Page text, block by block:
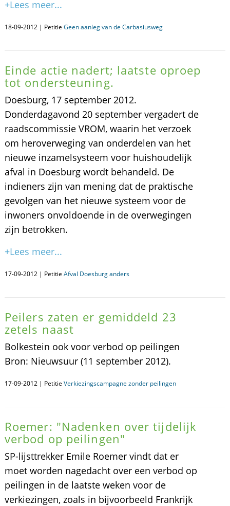
+Lees meer...
18-09-2012 | Petitie Geen aanleg van de Carbasiusweg
Einde actie nadert; laatste oproep
tot ondersteuning.
Doesburg, 17 september 2012.
Donderdagavond 20 september vergadert de
raadscommissie VROM, waarin het verzoek
om heroverweging van onderdelen van het
nieuwe inzamelsysteem voor huishoudelijk
afval in Doesburg wordt behandeld. De
indieners zijn van mening dat de praktische
gevolgen van het nieuwe systeem voor de
inwoners onvoldoende in de overwegingen
zijn betrokken.
+Lees meer...
17-09-2012 | Petitie Afval Doesburg anders
Peilers zaten er gemiddeld 23
zetels naast
Bolkestein ook voor verbod op peilingen
Bron: Nieuwsuur (11 september 2012).
17-09-2012 | Petitie Verkiezingscampagne zonder peilingen
Roemer: "Nadenken over tijdelijk
verbod op peilingen"
SP-lijsttrekker Emile Roemer vindt dat er
moet worden nagedacht over een verbod op
peilingen in de laatste weken voor de
verkiezingen, zoals in bijvoorbeeld Frankrijk